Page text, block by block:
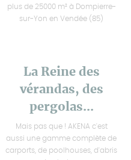
plus de 25000 m² à Dompierre-
sur-Yon en Vendée (85)
La Reine des
vérandas, des
pergolas...
Mais pas que ! AKENA c'est
aussi une gamme complète de
carports, de poolhouses, d'abris